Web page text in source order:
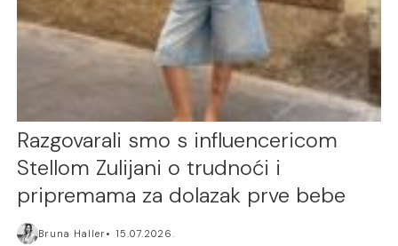
Razgovarali smo s influencericom
Stellom Zulijani o trudnoći i
pripremama za dolazak prve bebe
Bruna Haller 15.07.2026.